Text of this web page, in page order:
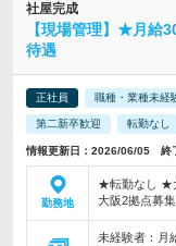
社屋完成
【現場管理】★月給
待遇
正社員 職種・業種未経
第二新卒歓迎 転勤なし
情報更新日：2026/06/05 終
勤務地
★転勤なし ★
大阪2拠点募
未経験者：月